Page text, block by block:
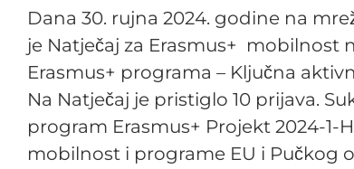
Dana 30. rujna 2024. godine na
je Natječaj za Erasmus+ mobilnost
Erasmus+ programa – Ključna
Na Natječaj je pristiglo 10 prijava.
program Erasmus+ Projekt 2024-1-
mobilnost i programe EU i Pučkog